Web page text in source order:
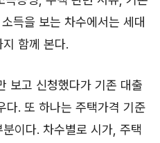
득을 보는 차수에서는 세대
함께 본다.
보고 신청했다가 기존 대출
다. 또 하나는 주택가격 기준
이다. 차수별로 시가, 주택